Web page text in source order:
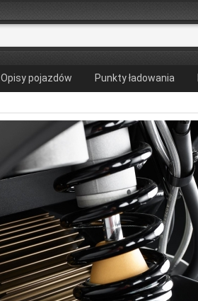
Opisy pojazdów Punkty ładowania